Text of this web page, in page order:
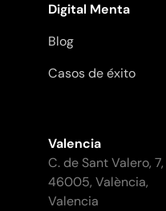
Digital Menta
Blog
Casos de éxito
Valencia
C. de Sant Valero, 7,
46005, València,
Valencia